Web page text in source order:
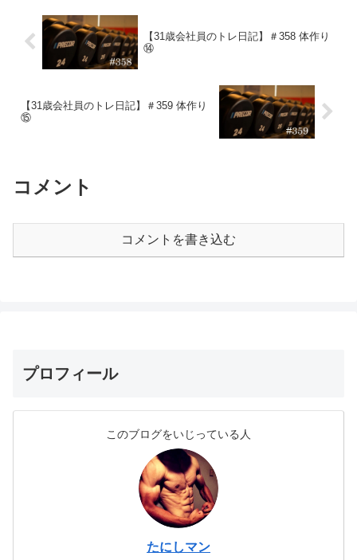
【31歳会社員のトレ日記】＃358 体作り
⑭
【31歳会社員のトレ日記】＃359 体作り
⑮
コメント
コメントを書き込む
プロフィール
このブログをいじっている人
たにしマン